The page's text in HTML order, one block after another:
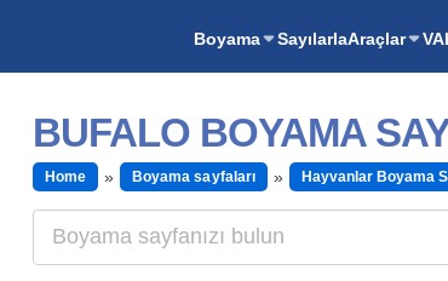
Boyama SayılarlaAraçlar
BUFALO BOYAMA
Home Boyama sayfaları Hayvanlar Boyama